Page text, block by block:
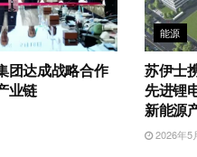
团达成战略合作
业链
能源
苏伊士
先进锂
新能源
2026年5